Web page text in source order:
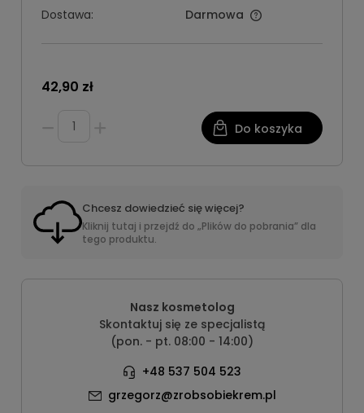
Dostawa:
Darmowa
42,90 zł
Do koszyka
Chcesz dowiedzieć się więcej?
Kliknij tutaj i przejdź do „Plików do pobrania” dla
tego produktu.
Nasz kosmetolog
Skontaktuj się ze specjalistą
(pon. - pt. 08:00 - 14:00)
+48 537 504 523
grzegorz@zrobsobiekrem.pl